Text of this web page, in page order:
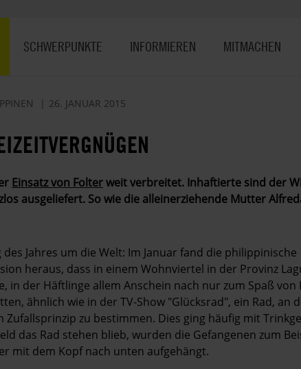
SCHWERPUNKTE INFORMIEREN MITMACHEN
26. JANUAR 2015
Einsatz von Folterweit ­verbreitet. Inhaftierte sind der
ausgeliefert. So wie die allein­erziehende Mutter
Jahres um die Welt: Im Januar fand die philippinische
heraus, dass in einem Wohnviertel in der Provinz
in der Häftlinge allem Anschein nach nur zum Spaß
ähnlich wie in der TV-Show "Glücksrad", ein Rad, an
zu bestimmen. Dies ging häufig mit
das Rad stehen blieb, wurden die Gefangenen zum
mit dem Kopf nach unten aufgehängt.